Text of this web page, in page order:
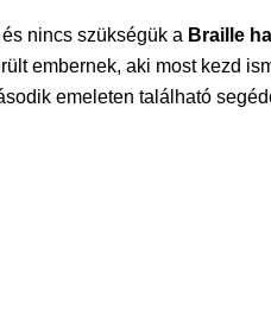
nincs szükségük a Braille
embernek, aki most kezd
emeleten található